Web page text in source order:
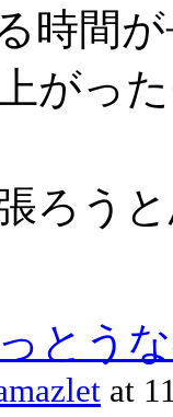
時間
がっ
ろう
とう
at